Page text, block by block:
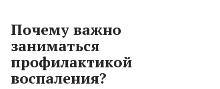
Почему важно
заниматься
профилактикой
воспаления?